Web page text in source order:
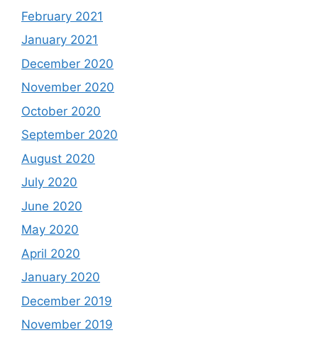
February 2021
January 2021
December 2020
November 2020
October 2020
September 2020
August 2020
July 2020
June 2020
May 2020
April 2020
January 2020
December 2019
November 2019